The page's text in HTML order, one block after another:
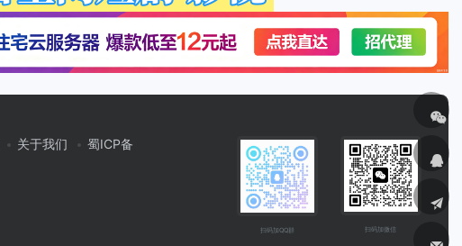
关于我们
蜀ICP备
扫码加QQ群 扫码加微信